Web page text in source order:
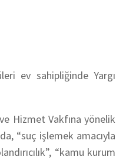
ev sahipliğinde Yargı
Hizmet Vakfına yönelik
“suç işlemek amacıyla
“kamu kurum